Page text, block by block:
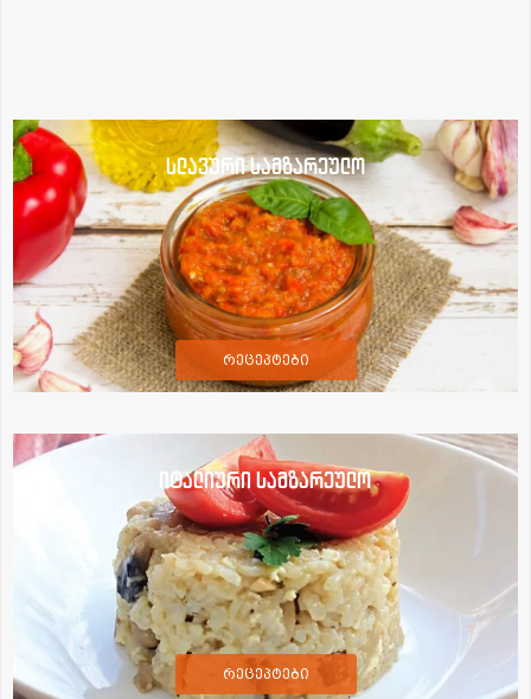
სლავური სამზარეულო
რეცეპტები
იტალიური სამზარეულო
რეცეპტები